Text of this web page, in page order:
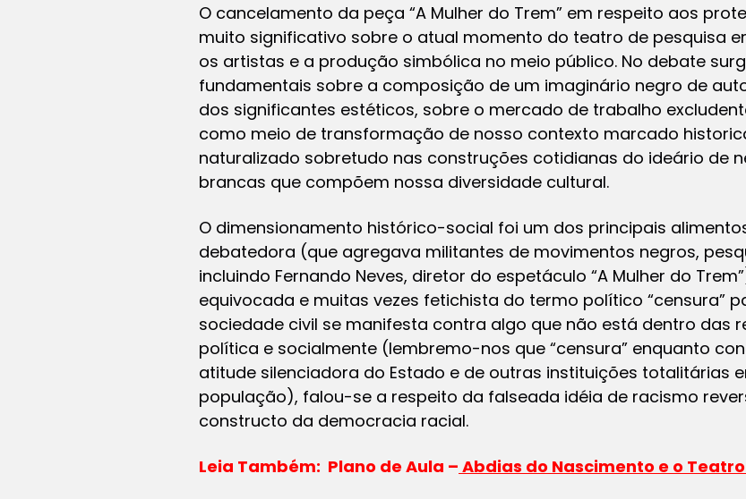
O cancelamento da peça “A Mulher do Trem” em respeito aos
muito significativo sobre o atual momento do teatro de pesquisa
os artistas e a produção simbólica no meio público. No debate
fundamentais sobre a composição de um imaginário negro de
dos significantes estéticos, sobre o mercado de trabalho
como meio de transformação de nosso contexto marcado
naturalizado sobretudo nas construções cotidianas do ideário de
brancas que compõem nossa diversidade cultural.
O dimensionamento histórico-social foi um dos principais
debatedora (que agregava militantes de movimentos negros,
incluindo Fernando Neves, diretor do espetáculo “A Mulher do
equivocada e muitas vezes fetichista do termo político “censura”
sociedade civil se manifesta contra algo que não está dentro das
política e socialmente (lembremo-nos que “censura” enquanto
atitude silenciadora do Estado e de outras instituições totalitárias
população), falou-se a respeito da falseada idéia de racismo
constructo da democracia racial.
Leia Também: Plano de Aula – Abdias do Nascimento e o